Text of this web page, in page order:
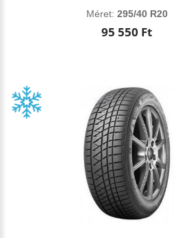
Méret: 295/40 R20
95 550 Ft